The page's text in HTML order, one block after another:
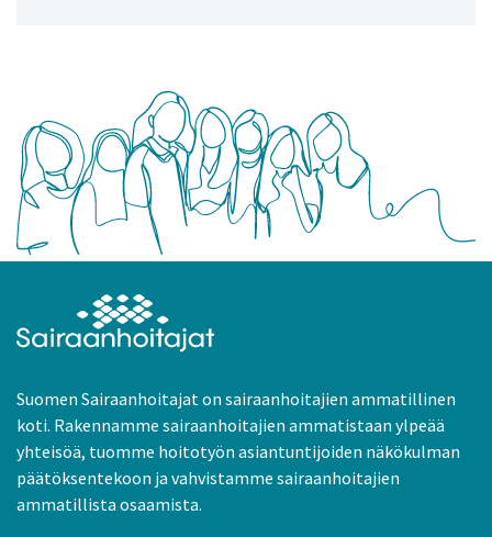
Suomen Sairaanhoitajat on sairaanhoitajien ammatillinen
koti. Rakennamme sairaanhoitajien ammatistaan ylpeää
yhteisöä, tuomme hoitotyön asiantuntijoiden näkökulman
päätöksentekoon ja vahvistamme sairaanhoitajien
ammatillista osaamista.